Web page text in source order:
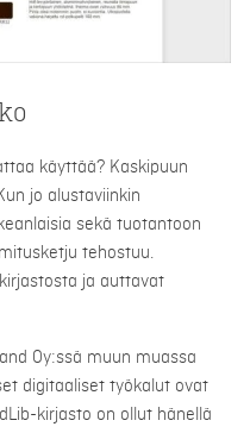
käyttää? Kaskipuun
jo alustaviinkin
sekä tuotantoon
tehostuu.
ja auttavat
Oy:ssä muun muassa
digitaaliset työkalut ovat
kirjasto on ollut hänellä